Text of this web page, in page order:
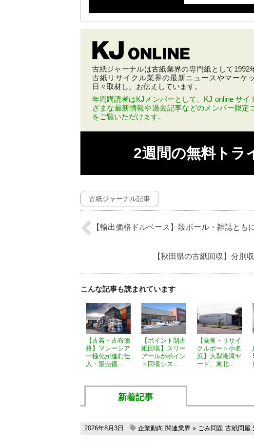
古紙ジャーナルは古紙業界の専門紙として1992年
古紙リサイクル業界の最新ニュースやマーケ
日々取材し、お伝えしています。
年間購読者はKJメンバーとして、KJ online サイ
ざまな最新情報や過去記事などのメンバー限定
をご覧いただけます。
2週間の無料トラ
古紙ジャーナル記事
【輸出価格ドルベース】段ボール・雑誌とも
【秋田県の古紙回収】分別
こんな記事も読まれています
【古着・古布価
格】マレーシア
一極化が進む仕
入・販売価...
【ポイント制古
紙回収】スリー
アールがポイン
ト回収シス...
【高良・リサイ
クルポート小名
浜】大型港湾ヤ
ード、東北...
新着記事
2026年8月3日 企業動向 関連業界 » ごみ問題 古紙問屋